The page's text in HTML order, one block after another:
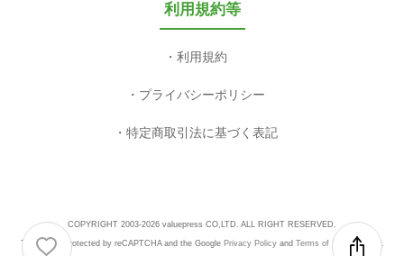
利用規約等
利用規約
プライバシーポリシー
特定商取引法に基づく表記
COPYRIGHT 2003-2026 valuepress CO,LTD. ALL RIGHT RESERVED.
This site is protected by reCAPTCHA and the Google Privacy Policyand Terms of Serviceapply.